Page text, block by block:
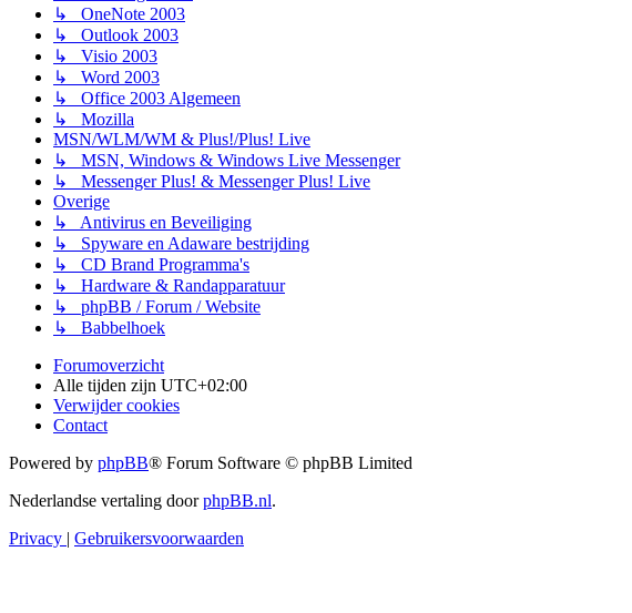
↳ OneNote 2003
↳ Outlook 2003
↳ Visio 2003
↳ Word 2003
↳ Office 2003 Algemeen
↳ Mozilla
MSN/WLM/WM & Plus!/Plus! Live
↳ MSN, Windows & Windows Live Messenger
↳ Messenger Plus! & Messenger Plus! Live
Overige
↳ Antivirus en Beveiliging
↳ Spyware en Adaware bestrijding
↳ CD Brand Programma's
↳ Hardware & Randapparatuur
↳ phpBB / Forum / Website
↳ Babbelhoek
Forumoverzicht
Alle tijden zijn UTC+02:00
Verwijder cookies
Contact
Powered by phpBB® Forum Software © phpBB Limited
Nederlandse vertaling doorphpBB.nl.
Privacy | Gebruikersvoorwaarden